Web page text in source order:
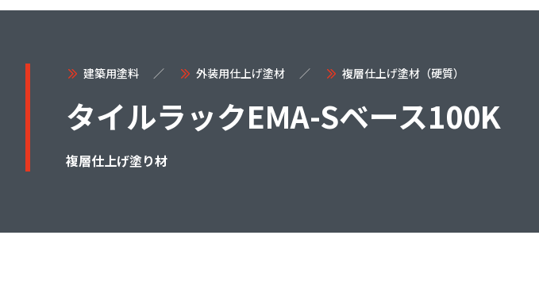
建築・重防食・自動車補修用の各分野で、
ニッペラボ
塗装をする時、施工会社へお願いする時に
お客様サポー
販売店様向けサイト
日本ペイント
に
ついて
トップメッセージ
建築用塗料 外装用仕上げ塗材 複層仕上げ塗材（硬質）
タイルラックEMA-Sベース100K
複層仕上げ塗り材